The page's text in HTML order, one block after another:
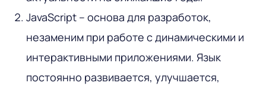
JavaScript – основа для разработок,
незаменим при работе с динамическими и
интерактивными приложениями. Язык
постоянно развивается, улучшается,